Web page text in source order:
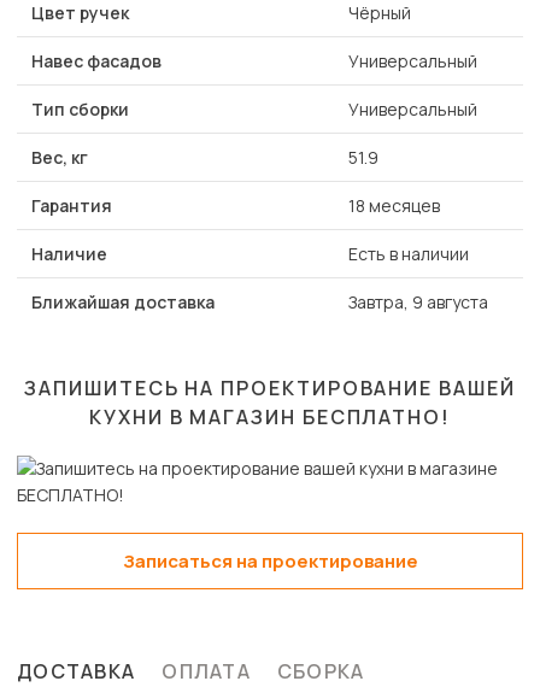
Цвет ручек Чёрный
Навес фасадов Универсальный
Тип сборки Универсальный
Вес, кг 51.9
Гарантия 18 месяцев
Наличие Есть в наличии
Ближайшая доставка Завтра, 9 августа
ЗАПИШИТЕСЬ НА ПРОЕКТИРОВАНИЕ ВАШЕЙ
КУХНИ В МАГАЗИН БЕСПЛАТНО!
Записаться на проектирование
ДОСТАВКА ОПЛАТА СБОРКА